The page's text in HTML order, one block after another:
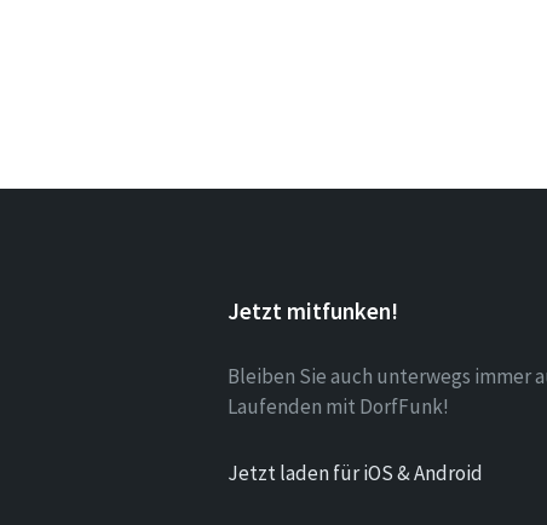
Jetzt mitfunken!
Bleiben Sie auch unterwegs immer
Laufenden mit DorfFunk!
Jetzt laden für iOS & Android